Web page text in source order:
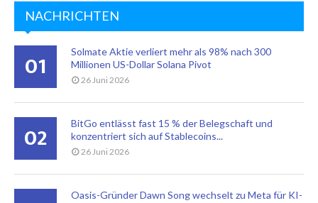
NACHRICHTEN
01
Solmate Aktie verliert mehr als 98% nach 300
Millionen US-Dollar Solana Pivot
26 Juni 2026
02
BitGo entlässt fast 15 % der Belegschaft und
konzentriert sich auf Stablecoins...
26 Juni 2026
Oasis-Gründer Dawn Song wechselt zu Meta für KI-